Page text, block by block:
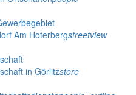
Am Hoterbergstreetview
in Görlitzstore